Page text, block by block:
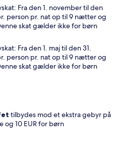
Fra den 1. november til den
person pr. nat op til 9 nætter og
skat gælder ikke for børn
Fra den 1. maj til den 31.
person pr. nat op til 9 nætter og
skat gælder ikke for børn
tilbydes mod et ekstra gebyr på
og 10 EUR for børn